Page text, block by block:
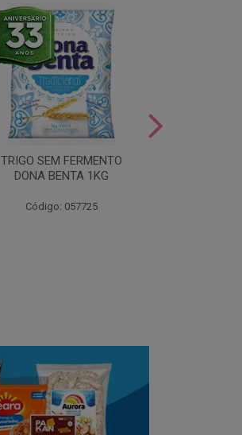
TRIGO SEM FERMENTO
DONA BENTA 1KG
Código: 057725